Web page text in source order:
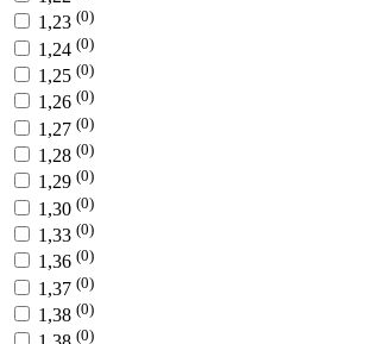
1,23 (0)
1,24 (0)
1,25 (0)
1,26 (0)
1,27 (0)
1,28 (0)
1,29 (0)
1,30 (0)
1,33 (0)
1,36 (0)
1,37 (0)
1,38 (0)
(0)